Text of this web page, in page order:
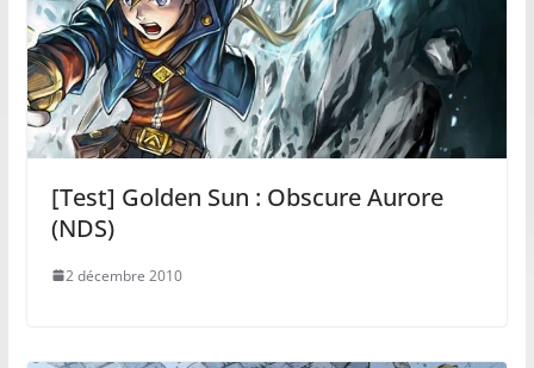
[Test] Golden Sun : Obscure Aurore
(NDS)
2 décembre 2010